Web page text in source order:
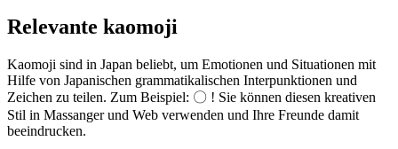
Relevante kaomoji
Kaomoji sind in Japan beliebt, um Emotionen und Situationen mit
Hilfe von Japanischen grammatikalischen Interpunktionen und
Zeichen zu teilen. Zum Beispiel: 〇 ! Sie können diesen kreativen
Stil in Massanger und Web verwenden und Ihre Freunde damit
beeindrucken.